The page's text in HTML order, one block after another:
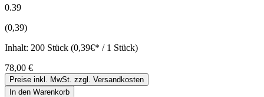
0.39
(0,39)
Inhalt: 200 Stück (0,39€* / 1 Stück)
78,00 €
Preise inkl. MwSt. zzgl. Versandkosten
In den Warenkorb